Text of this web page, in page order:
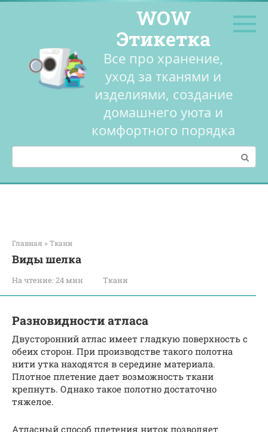
Перейти
WOW
Этикетка
Все про хранение,
уход за тканями и
изделиями, создание
домашнего уюта и
комфортного порядка
Поиск:
Главная » Ткани
Виды шелка
На чтение: 24 мин Ткани
Разновидности атласа
Двусторонний атлас имеет гладкую поверхность с
обеих сторон. При производстве такого полотна
нити утка находятся в середине материала.
Плотное плетение дает возможность ткани
крепнуть. Однако такое полотно достаточно
тяжелое.
Атласный способ плетения ниток позволяет